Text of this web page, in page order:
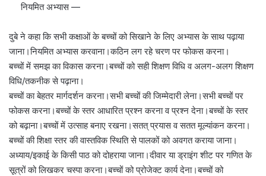
नियमित अभ्यास —
दुबे ने कहा कि सभी कक्षाओं के बच्चों को सिखाने के लिए अभ्यास के साथ पढ़ाया
जाना।नियमित अभ्यास करवाना।कठिन लग रहे चरण पर फोकस करना।
बच्चों में समझ का विकास करना।बच्चों को सही शिक्षण विधि व अलग-अलग शिक्षण
विधि/तकनीक से पढ़ाना।
बच्चों का बेहतर मार्गदर्शन करना।सभी बच्चों की जिम्मेदारी लेना।सभी बच्चों पर
फोकस करना।बच्चों के स्तर आधारित प्रश्न करना व प्रश्न देना।बच्चों के स्तर
को बढ़ाना।बच्चों में उत्साह बनाए रखना।सतत् प्रयास व सतत मूल्यांकन करना।
बच्चों की शिक्षा स्तर की वास्तविक स्थिति से पालकों को अवगत कराया जाना।
अध्याय/इकाई के किसी पाठ को दोहराया जाना।दीवार या ड्राइंग शीट पर गणित के
सूत्रों को लिखकर चस्पा करना।बच्चों को प्रोजेक्ट कार्य देना।बच्चों को